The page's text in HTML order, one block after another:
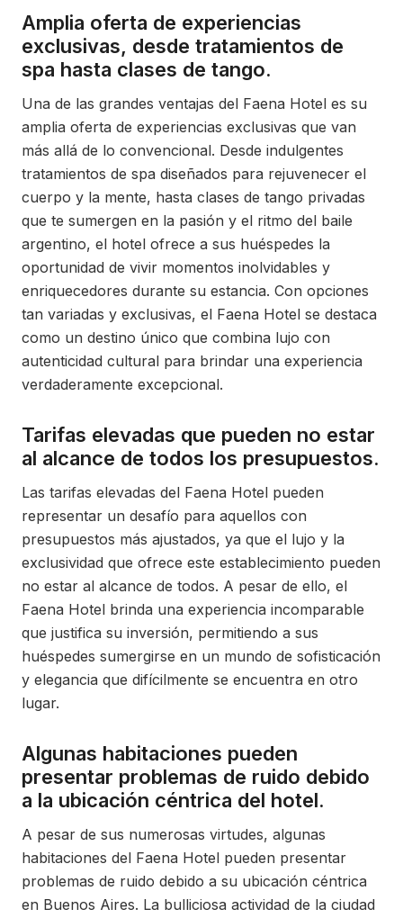
Amplia oferta de experiencias
exclusivas, desde tratamientos de
spa hasta clases de tango.
Una de las grandes ventajas del Faena Hotel es su
amplia oferta de experiencias exclusivas que van
más allá de lo convencional. Desde indulgentes
tratamientos de spa diseñados para rejuvenecer el
cuerpo y la mente, hasta clases de tango privadas
que te sumergen en la pasión y el ritmo del baile
argentino, el hotel ofrece a sus huéspedes la
oportunidad de vivir momentos inolvidables y
enriquecedores durante su estancia. Con opciones
tan variadas y exclusivas, el Faena Hotel se destaca
como un destino único que combina lujo con
autenticidad cultural para brindar una experiencia
verdaderamente excepcional.
Tarifas elevadas que pueden no estar
al alcance de todos los presupuestos.
Las tarifas elevadas del Faena Hotel pueden
representar un desafío para aquellos con
presupuestos más ajustados, ya que el lujo y la
exclusividad que ofrece este establecimiento pueden
no estar al alcance de todos. A pesar de ello, el
Faena Hotel brinda una experiencia incomparable
que justifica su inversión, permitiendo a sus
huéspedes sumergirse en un mundo de sofisticación
y elegancia que difícilmente se encuentra en otro
lugar.
Algunas habitaciones pueden
presentar problemas de ruido debido
a la ubicación céntrica del hotel.
A pesar de sus numerosas virtudes, algunas
habitaciones del Faena Hotel pueden presentar
problemas de ruido debido a su ubicación céntrica
en Buenos Aires. La bulliciosa actividad de la ciudad